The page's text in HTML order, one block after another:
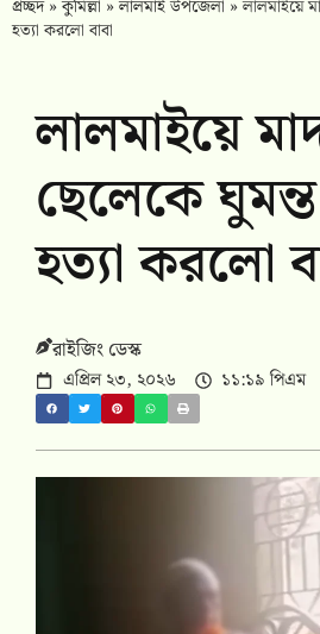
প্রচ্ছদ»কুমিল্লা »লালমাই উপজেলা »লালমাইয়ে
হত্যা করলো বাবা
লালমাইয়ে
ছেলেকে
হত্যা করলো
রাইজিং ডেস্ক
এপ্রিল ২৩, ২০২৬ ১১:১৯ পিএম